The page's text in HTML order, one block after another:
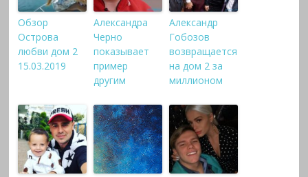
Обзор
Острова
любви дом 2
15.03.2019
Александра
Черно
показывает
пример
другим
Александр
Гобозов
возвращается
на дом 2 за
миллионом